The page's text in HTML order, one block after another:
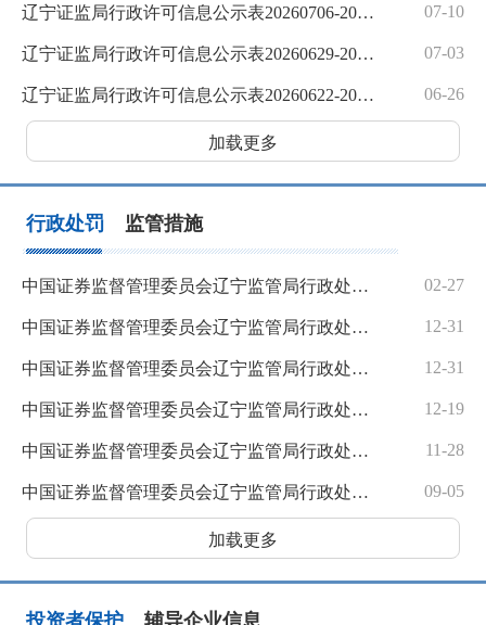
辽宁证监局行政许可信息公示表20260706-20260710 07-10
辽宁证监局行政许可信息公示表20260629-20260703 07-03
辽宁证监局行政许可信息公示表20260622-20260626 06-26
加载更多
行政处罚 监管措施
中国证券监督管理委员会辽宁监管局行政处罚决定书〔2026〕1号（周茂非） 02-27
中国证券监督管理委员会辽宁监管局行政处罚决定书〔2025〕10号（吴琦、陈光） 12-31
中国证券监督管理委员会辽宁监管局行政处罚决定书〔2025〕9号（中审华所及葛云虎、杨敏兰） 12-31
中国证券监督管理委员会辽宁监管局行政处罚决定书〔2025〕8号（远大智能、康宝华等8名当事人） 12-19
中国证券监督管理委员会辽宁监管局行政处罚决定书〔2025〕7号（沈阳化工、孙泽胜等5人） 11-28
中国证券监督管理委员会辽宁监管局行政处罚决定书〔2025〕6号（刘辉） 09-05
加载更多
投资者保护 辅导企业信息